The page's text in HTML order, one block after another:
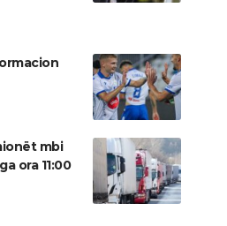
mbi
ora 11:00